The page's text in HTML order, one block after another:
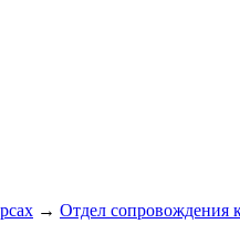
→ Отдел сопровождения